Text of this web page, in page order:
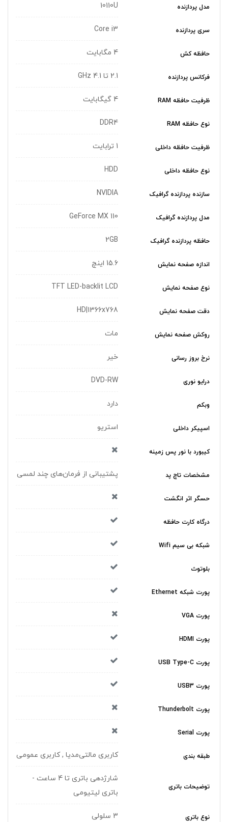
مدل پردازنده 10110U
سری پردازنده Core i3
حافظه کش 4 مگابایت
فرکانس پردازنده 2.1 تا 4.1 GHz
ظرفیت حافظه RAM 4 گیگابایت
نوع حافظه RAM DDR4
ظرفیت حافظه داخلی 1 ترابایت
نوع حافظه داخلی HDD
سازنده پردازنده گرافیک NVIDIA
مدل پردازنده گرافیک GeForce MX 110
حافظه پردازنده گرافیک 2GB
اندازه صفحه نمایش 15.6 اینچ
نوع صفحه نمایش TFT LED-backlit LCD
دقت صفحه نمایش HD|1366x768
روکش صفحه نمایش مات
نرخ بروز رسانی خیر
درایو نوری DVD-RW
وبکم دارد
اسپیکر داخلی استریو
کیبورد با نور پس زمینه
مشخصات تاچ پد پشتیبانی از فرمان‌های چند لمسی
حسگر اثر انگشت
درگاه کارت حافظه
شبکه بی سیم Wifi
بلوتوث
پورت شبکه Ethernet
پورت VGA
پورت HDMI
پورت USB Type-C
پورت USB3
پورت Thunderbolt
پورت Serial
طبقه بندی کاربری مالتی‌مدیا , کاربری عمومی
توضیحات باتری
شارژدهی باتری تا 4 ساعت -
باتری لیتیومی
نوع باتری 3 سلولی